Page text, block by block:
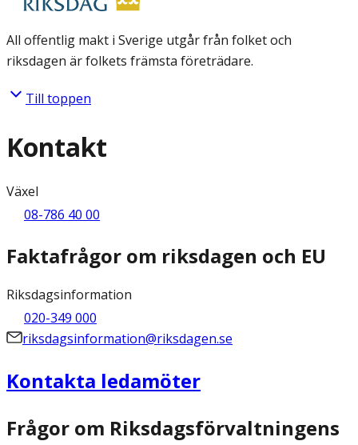
All offentlig makt i Sverige utgår från folket och
riksdagen är folkets främsta företrädare.
Till toppen
Kontakt
Växel
08-786 40 00
Faktafrågor om riksdagen och EU
Riksdagsinformation
020-349 000
riksdagsinformation@riksdagen.se
Kontakta ledamöter
Frågor om Riksdagsförvaltningens